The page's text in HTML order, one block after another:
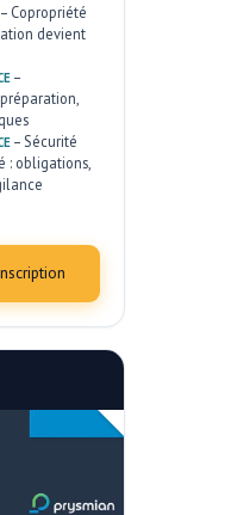
Copropriété
devient
–
– Sécurité
: obligations,